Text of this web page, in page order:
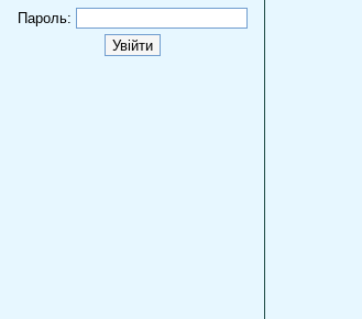
Пароль: